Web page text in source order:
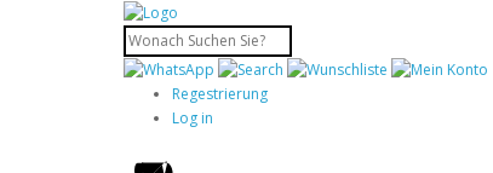
Regestrierung
Log in